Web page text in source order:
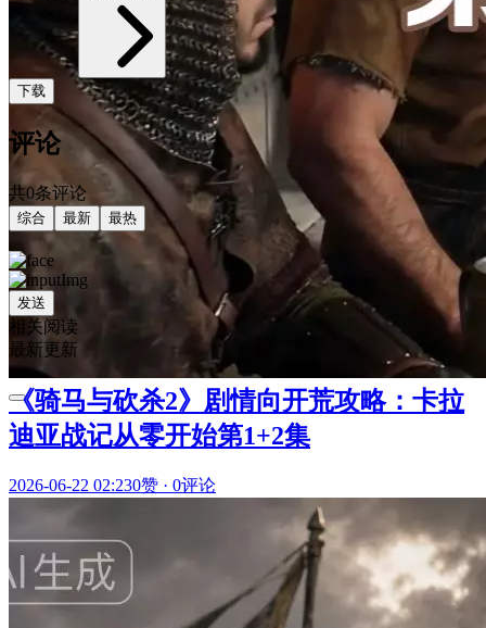
下载
评论
共0条评论
综合 最新 最热
发送
相关阅读
最新更新
《骑马与砍杀2》剧情向开荒攻略：卡拉
迪亚战记从零开始第1+2集
2026-06-22 02:230赞 · 0评论